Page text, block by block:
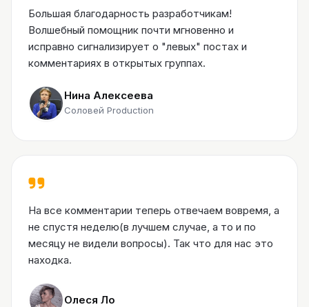
Большая благодарность разработчикам!
Волшебный помощник почти мгновенно и
исправно сигнализирует о "левых" постах и
комментариях в открытых группах.
Нина Алексеева
Соловей Production
На все комментарии теперь отвечаем вовремя, а
не спустя неделю(в лучшем случае, а то и по
месяцу не видели вопросы). Так что для нас это
находка.
Олеся Ло